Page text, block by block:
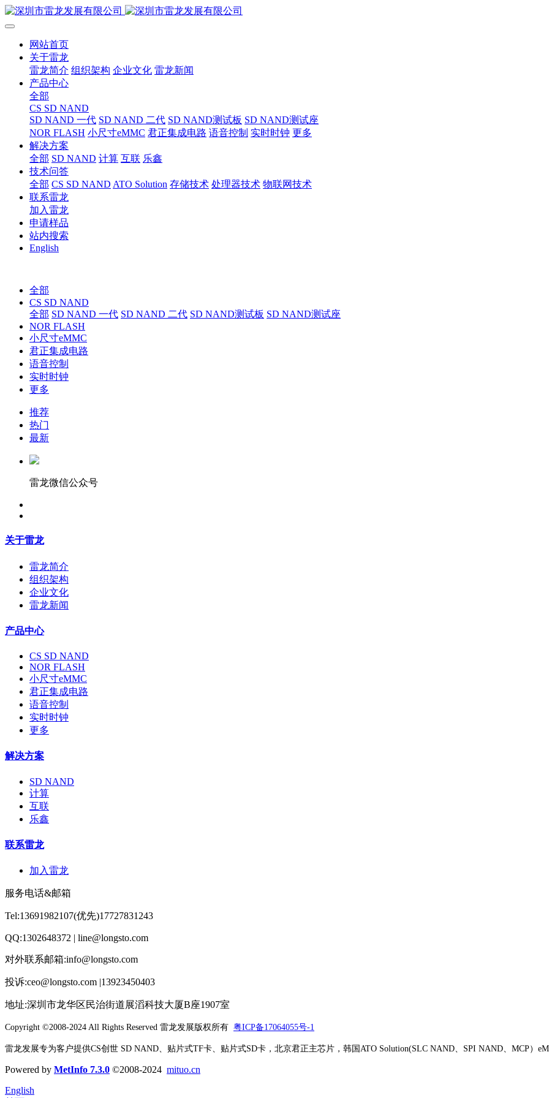
网站首页
关于雷龙
雷龙简介 组织架构 企业文化 雷龙新闻
产品中心
全部
CS SD NAND
SD NAND 一代 SD NAND 二代 SD NAND测试板 SD NAND测试座
NOR FLASH 小尺寸eMMC 君正集成电路 语音控制 实时时钟 更多
解决方案
全部 SD NAND 计算 互联 乐鑫
技术问答
全部 CS SD NAND ATO Solution 存储技术 处理器技术 物联网技术
联系雷龙
加入雷龙
申请样品
站内搜索
English
全部
CS SD NAND
全部 SD NAND 一代 SD NAND 二代 SD NAND测试板 SD NAND测试座
NOR FLASH
小尺寸eMMC
君正集成电路
语音控制
实时时钟
更多
推荐
热门
最新
雷龙微信公众号
关于雷龙
雷龙简介
组织架构
企业文化
雷龙新闻
产品中心
CS SD NAND
NOR FLASH
小尺寸eMMC
君正集成电路
语音控制
实时时钟
更多
解决方案
SD NAND
计算
互联
乐鑫
联系雷龙
加入雷龙
服务电话&邮箱
Tel:13691982107(优先)17727831243
QQ:1302648372 | line@longsto.com
对外联系邮箱:info@longsto.com
投诉:ceo@longsto.com |13923450403
地址:深圳市龙华区民治街道展滔科技大厦B座1907室
Copyright ©2008-2024 All Rights Reserved 雷龙发展版权所有 粤ICP备17064055号-1
雷龙发展专为客户提供CS创世 SD NAND、贴片式TF卡、贴片式SD卡，北京君正主芯片，韩国ATO Solution(SLC NAND、SPI NAND、MCP）
Powered by MetInfo 7.3.0 ©2008-2024 mituo.cn
English